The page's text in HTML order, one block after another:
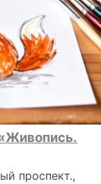
проспект.,